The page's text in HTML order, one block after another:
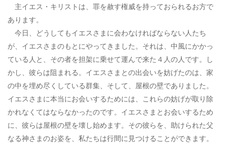
主イエス・キリストは、罪を赦す権威を持っておられるお方で
あります。
今日、どうしてもイエスさまに会わなければならない人たち
が、イエスさまのもとにやってきました。それは、中風にかかっ
ている人と、その者を担架に乗せて運んで来た４人の人です。し
かし、彼らは阻まれる。イエスさまとの出会いを妨げたのは、家
の中を埋め尽くしている群集、そして、屋根の壁でありました。
イエスさまに本当にお会いするためには、これらの妨げが取り除
かれなくてはならなかったのです。イエスさまとお会いするため
に、彼らは屋根の壁を壊し始めます。その彼らを、助けられた父
なる神さまのお姿を、私たちは行間に見つけることができます。